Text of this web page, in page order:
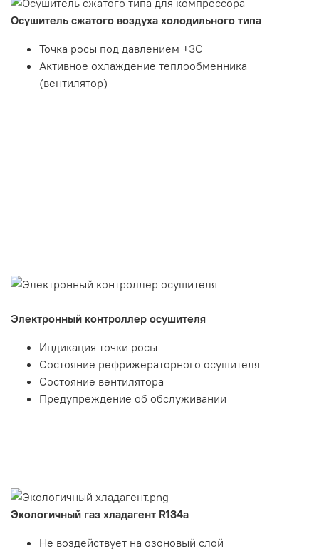
Осушитель сжатого воздуха холодильного типа
Точка росы под давлением +3С
Активное охлаждение теплообменника
(вентилятор)
Электронный контроллер осушителя
Индикация точки росы
Состояние рефрижераторного осушителя
Состояние вентилятора
Предупреждение об обслуживании
Экологичный газ хладагент R134а
Не воздействует на озоновый слой